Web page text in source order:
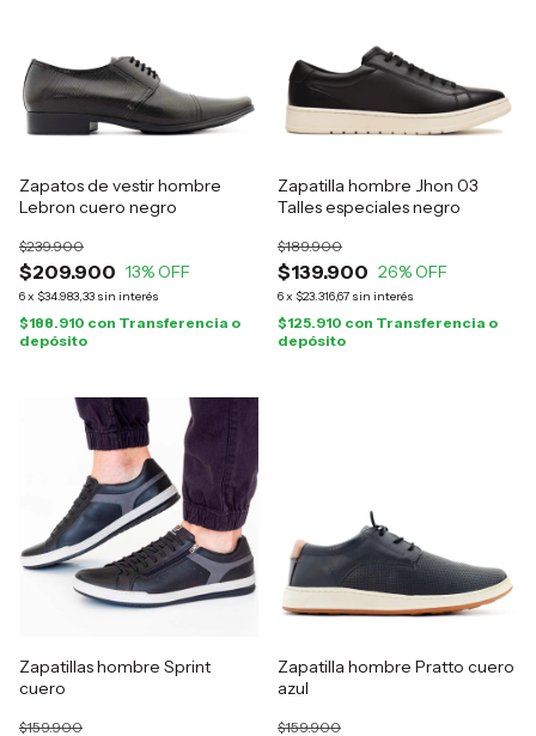
Zapatos de vestir hombre
Lebron cuero negro
$209.900
$239.900
13% OFF
6x $34.983,33 sin interés
$188.910 con Transferencia o
depósito
Zapatilla hombre Jhon 03
Talles especiales negro
$139.900
$189.900
26% OFF
6x $23.316,67 sin interés
$125.910 con Transferencia o
depósito
Zapatillas hombre Sprint
cuero
$159.900
Zapatilla hombre Pratto cuero
azul
$159.900